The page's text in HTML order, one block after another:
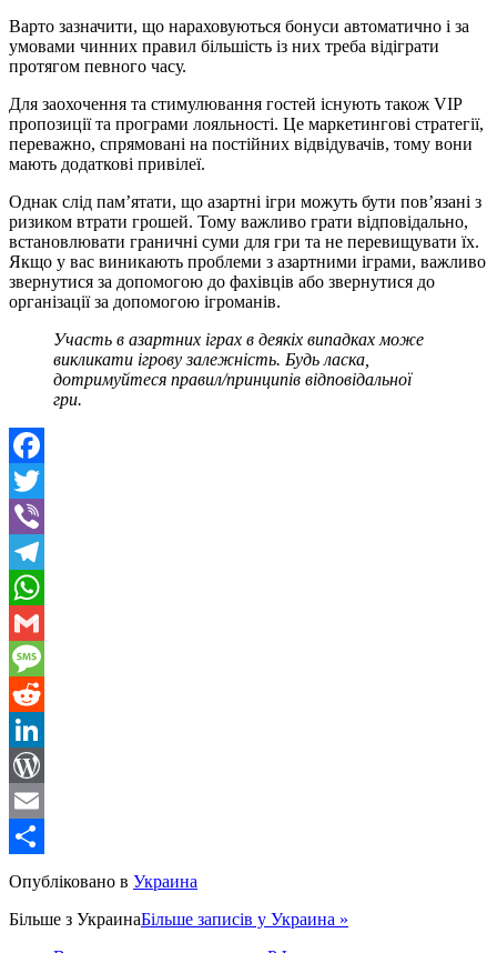
Варто зазначити, що нараховуються бонуси автоматично і за
умовами чинних правил більшість із них треба відіграти
протягом певного часу.
Для заохочення та стимулювання гостей існують також VIP
пропозиції та програми лояльності. Це маркетингові стратегії,
переважно, спрямовані на постійних відвідувачів, тому вони
мають додаткові привілеї.
Однак слід пам’ятати, що азартні ігри можуть бути пов’язані з
ризиком втрати грошей. Тому важливо грати відповідально,
встановлювати граничні суми для гри та не перевищувати їх.
Якщо у вас виникають проблеми з азартними іграми, важливо
звернутися за допомогою до фахівців або звернутися до
організації за допомогою ігроманів.
Участь в азартних іграх в деякіх випадках може
викликати ігрову залежність. Будь ласка,
дотримуйтеся правил/принципів відповідальної
гри.
Facebook
Twitter
Viber
Telegram
WhatsApp
Gmail
Message
Reddit
LinkedIn
WordPress
Email
Share
Опубліковано в Украина
Більше з УкраинаБільше записів у Украина »